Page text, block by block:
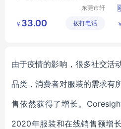
东莞市轩
限公司
￥ 33.00 拨打电话 ￥
由于疫情的影响，很多社交活
品类，消费者对服装的需求有
售依然获得了增长。
2020年服装和在线销售额增